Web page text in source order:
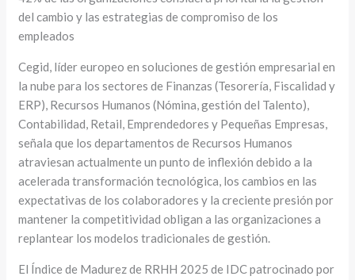
del cambio y las estrategias de compromiso de los
empleados
Cegid, líder europeo en soluciones de gestión empresarial en
la nube para los sectores de Finanzas (Tesorería, Fiscalidad y
ERP), Recursos Humanos (Nómina, gestión del Talento),
Contabilidad, Retail, Emprendedores y Pequeñas Empresas,
señala que los departamentos de Recursos Humanos
atraviesan actualmente un punto de inflexión debido a la
acelerada transformación tecnológica, los cambios en las
expectativas de los colaboradores y la creciente presión por
mantener la competitividad obligan a las organizaciones a
replantear los modelos tradicionales de gestión.
El Índice de Madurez de RRHH 2025 de IDC patrocinado por